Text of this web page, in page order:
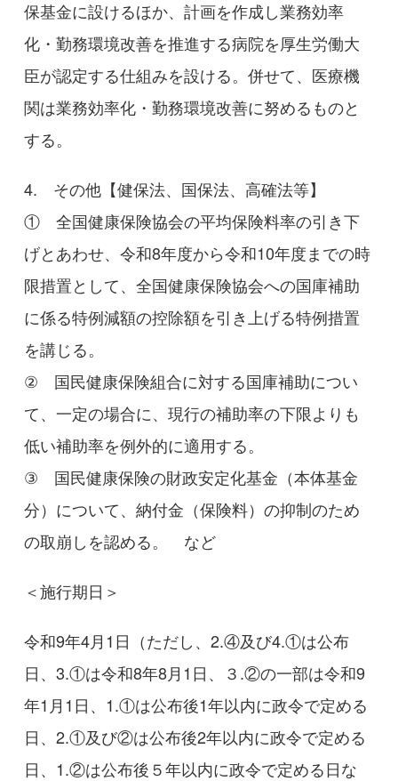
保基金に設けるほか、計画を作成し業務効率
化・勤務環境改善を推進する病院を厚生労働大
臣が認定する仕組みを設ける。併せて、医療機
関は業務効率化・勤務環境改善に努めるものと
する。
4. その他【健保法、国保法、高確法等】
① 全国健康保険協会の平均保険料率の引き下
げとあわせ、令和8年度から令和10年度までの時
限措置として、全国健康保険協会への国庫補助
に係る特例減額の控除額を引き上げる特例措置
を講じる。
② 国民健康保険組合に対する国庫補助につい
て、一定の場合に、現行の補助率の下限よりも
低い補助率を例外的に適用する。
③ 国民健康保険の財政安定化基金（本体基金
分）について、納付金（保険料）の抑制のため
の取崩しを認める。 など
＜施行期日＞
令和9年4月1日（ただし、2.④及び4.①は公布
日、3.①は令和8年8月1日、３.②の一部は令和9
年1月1日、1.①は公布後1年以内に政令で定める
日、2.①及び②は公布後2年以内に政令で定める
日、1.②は公布後５年以内に政令で定める日な